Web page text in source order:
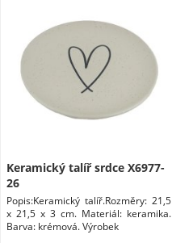
Keramický talíř srdce X6977-
26
Popis:Keramický talíř.Rozměry: 21,5
x 21,5 x 3 cm. Materiál: keramika.
Barva: krémová. Výrobek